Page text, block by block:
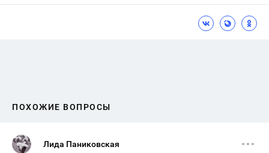
ПОХОЖИЕ ВОПРОСЫ
Лида Паниковская